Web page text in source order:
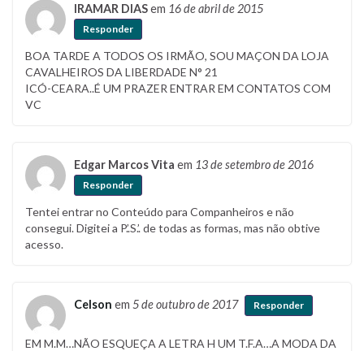
IRAMAR DIASem 16 de abril de 2015
Responder
BOA TARDE A TODOS OS IRMÃO, SOU MAÇON DA LOJA
CAVALHEIROS DA LIBERDADE N° 21
ICÓ-CEARA..É UM PRAZER ENTRAR EM CONTATOS COM
VC
Edgar Marcos Vita em 13 de setembro de 2016
Responder
Tentei entrar no Conteúdo para Companheiros e não
consegui. Digitei a P.’.S.’. de todas as formas, mas não obtive
acesso.
Celson em 5 de outubro de 2017 Responder
EM M.M…NÃO ESQUEÇA A LETRA H UM T.F.A…A MODA DA